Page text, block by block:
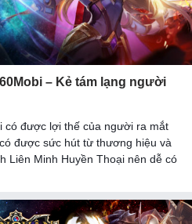
– Kẻ tám lạng người
có được lợi thế của người ra mắt
được sức hút từ thương hiệu và
Liên Minh Huyền Thoại nên dễ có